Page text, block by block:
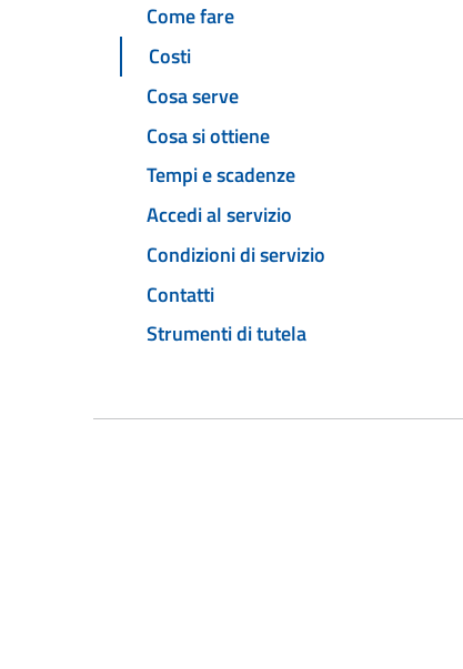
Come fare
Costi
Cosa serve
Cosa si ottiene
Tempi e scadenze
Accedi al servizio
Condizioni di servizio
Contatti
Strumenti di tutela